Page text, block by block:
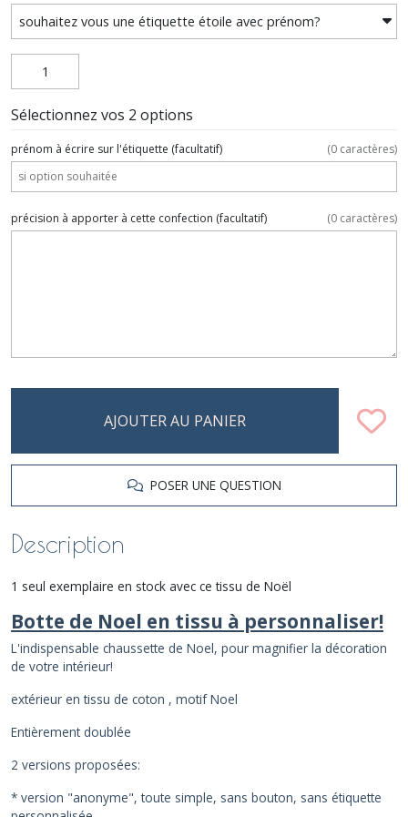
Sélectionnez vos 2 options
prénom à écrire sur l'étiquette (facultatif) (0 caractères)
précision à apporter à cette confection (facultatif) (0 caractères)
AJOUTER AU PANIER
POSER UNE QUESTION
Description
1 seul exemplaire en stock avec ce tissu de Noël
Botte de Noel en tissu à personnaliser!
L'indispensable chaussette de Noel, pour magnifier la décoration
de votre intérieur!
extérieur en tissu de coton , motif Noel
Entièrement doublée
2 versions proposées:
* version "anonyme", toute simple, sans bouton, sans étiquette